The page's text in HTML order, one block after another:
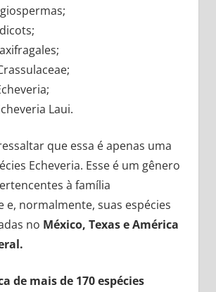
Laui.
que essa é apenas uma
Echeveria. Esse é um gênero
à família
e, normalmente, suas espécies
no México, Texas e América
de mais de 170 espécies